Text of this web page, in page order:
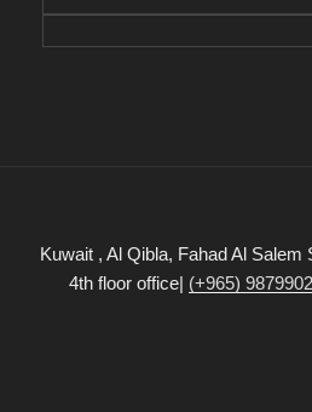
Kuwait , Al Qibla, Fahad Al Salem
4th floor office| (+965)